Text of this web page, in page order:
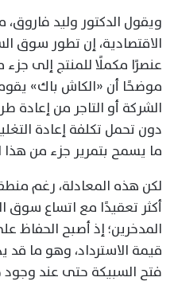
ويقول الدكتور وليد
الاقتصادية، إن تطور سوق
عنصرًا مكملًا للمنتج إلى جزء
موضحًا أن «الكاش باك»
الشركة أو التاجر من إعادة
دون تحمل تكلفة إعادة
ما يسمح بتمرير جزء من هذا
لكن هذه المعادلة، رغم
أكثر تعقيدًا مع اتساع سوق
المدخرين؛ إذ أصبح الحفاظ
قيمة الاسترداد، وهو ما
فتح السبيكة حتى عند